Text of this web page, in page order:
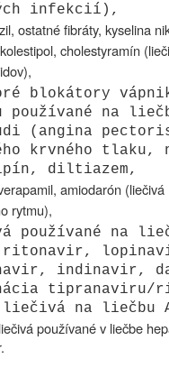
infekcií),
ostatné fibráty, kyselina
cholestyramín
blokátory
používané na
(angina
krvného tlaku,
diltiazem,
amiodarón
rytmu),
používané na
ritonavir,
indinavir,
tipranaviru/
na liečbu
používané v liečbe